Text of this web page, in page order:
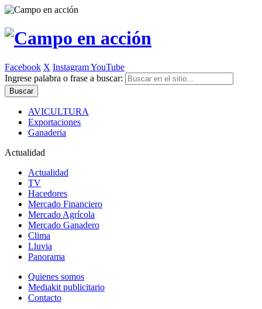
Facebook X InstagramYouTube
Ingrese palabra o frase a buscar:
AVICULTURA
Exportaciones
Ganaderia
Actualidad
Actualidad
TV
Hacedores
Mercado Financiero
Mercado Agrícola
Mercado Ganadero
Clima
Lluvia
Panorama
Quienes somos
Mediakit publicitario
Contacto